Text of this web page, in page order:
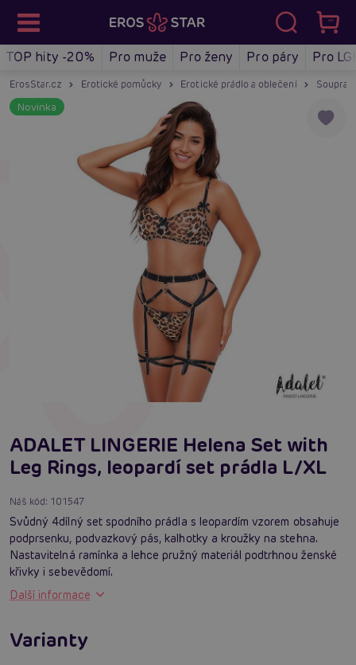
TOP hity -20% Pro muže Pro ženy Pro páry Pro
ErosStar.cz Erotické pomůcky Erotické prádlo a oblečení
Novinka
ADALET LINGERIE Helena Set with
Leg Rings, leopardí set prádla L/XL
Náš kód: 101547
Svůdný 4dílný set spodního prádla s leopardím vzorem obsahuje
podprsenku, podvazkový pás, kalhotky a kroužky na stehna.
Nastavitelná ramínka a lehce pružný materiál podtrhnou ženské
křivky i sebevědomí.
Další informace
Varianty